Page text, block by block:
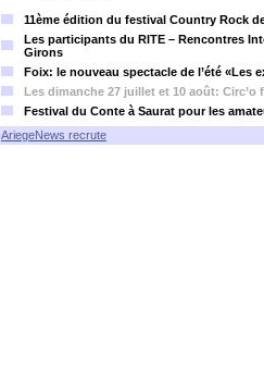
11ème édition du festival Country Rock
Les participants du RITE – Rencontres
Girons
Foix: le nouveau spectacle de l’été «Les
Les dimanche 27 juillet et 10 août: Circ’o
Festival du Conte à Saurat pour les
AriegeNews recrute